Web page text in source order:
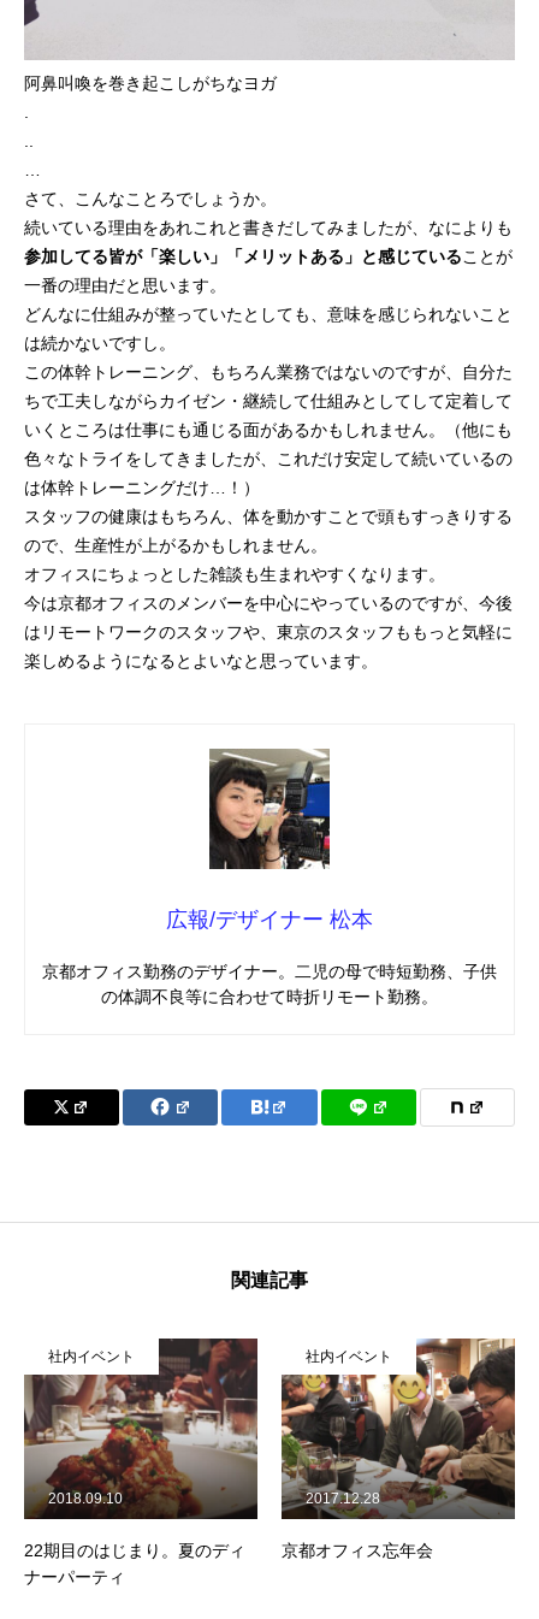
阿鼻叫喚を巻き起こしがちなヨガ
さて、こんなことろでしょうか。
続いている理由をあれこれと書きだしてみましたが、なによりも
参加してる皆が「楽しい」「メリットある」と感じていることが
一番の理由だと思います。
どんなに仕組みが整っていたとしても、意味を感じられないこと
は続かないですし。
この体幹トレーニング、もちろん業務ではないのですが、自分た
ちで工夫しながらカイゼン・継続して仕組みとしてして定着して
いくところは仕事にも通じる面があるかもしれません。（他にも
色々なトライをしてきましたが、これだけ安定して続いているの
は体幹トレーニングだけ…！）
スタッフの健康はもちろん、体を動かすことで頭もすっきりする
ので、生産性が上がるかもしれません。
オフィスにちょっとした雑談も生まれやすくなります。
今は京都オフィスのメンバーを中心にやっているのですが、今後
はリモートワークのスタッフや、東京のスタッフももっと気軽に
楽しめるようになるとよいなと思っています。
広報/デザイナー 松本
京都オフィス勤務のデザイナー。二児の母で時短勤務、子供
の体調不良等に合わせて時折リモート勤務。
関連記事
社内イベント
22期目のはじまり。夏のディ
ナーパーティ
2018.09.10
社内イベント
京都オフィス忘年会
2017.12.28